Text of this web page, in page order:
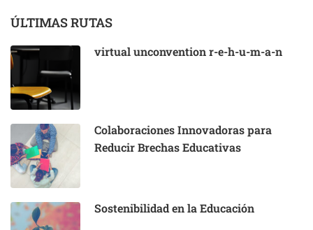
ÚLTIMAS RUTAS
virtual unconvention r-e-h-u-m-a-n
Colaboraciones Innovadoras para
Reducir Brechas Educativas
Sostenibilidad en la Educación